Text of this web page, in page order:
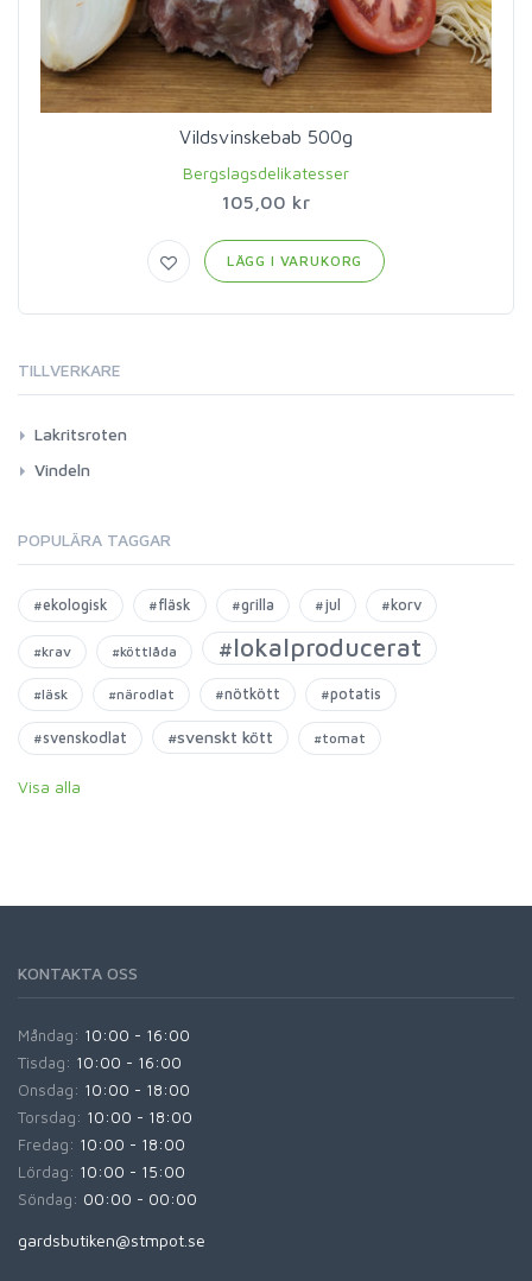
Vildsvinskebab 500g
Bergslagsdelikatesser
105,00 kr
LÄGG I VARUKORG
TILLVERKARE
Lakritsroten
Vindeln
POPULÄRA TAGGAR
#ekologisk #fläsk #grilla #jul #korv
#krav #köttlåda #lokalproducerat
#läsk #närodlat #nötkött #potatis
#svenskodlat #svenskt kött #tomat
Visa alla
KONTAKTA OSS
Måndag: 10:00 - 16:00
Tisdag: 10:00 - 16:00
Onsdag: 10:00 - 18:00
Torsdag: 10:00 - 18:00
Fredag: 10:00 - 18:00
Lördag: 10:00 - 15:00
Söndag: 00:00 - 00:00
gardsbutiken@stmpot.se